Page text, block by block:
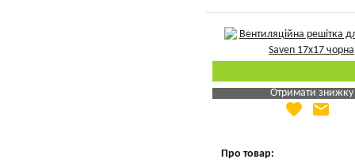
Отримати знижку
Яка Ваша ціна
favorite email
Про товар: